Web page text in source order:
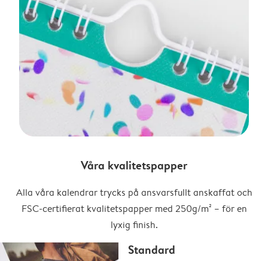
Våra kvalitetspapper
Alla våra kalendrar trycks på ansvarsfullt anskaffat och
FSC-certifierat kvalitetspapper med 250g/m² – för en
lyxig finish.
Standard